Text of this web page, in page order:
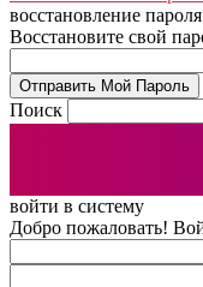
восстановление пароля
Восстановите свой
Поиск
войти в систему
Добро пожаловать!